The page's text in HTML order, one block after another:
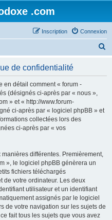
.com
Connexion
Inscription
de confidentialité
en détail comment « forum -
(désignés ci-après par « nous »,
» et « http://www.forum-
ci-après par « logiciel phpBB » et
collectées lors des
ci-après par « vos
différentes. Premièrement,
», le logiciel phpBB génèrera un
fichiers téléchargés
de votre ordinateur. Les deux
utilisateur et un identifiant
assignés par le logiciel
de votre navigation sur les sujets de
fait tous les sujets que vous avez